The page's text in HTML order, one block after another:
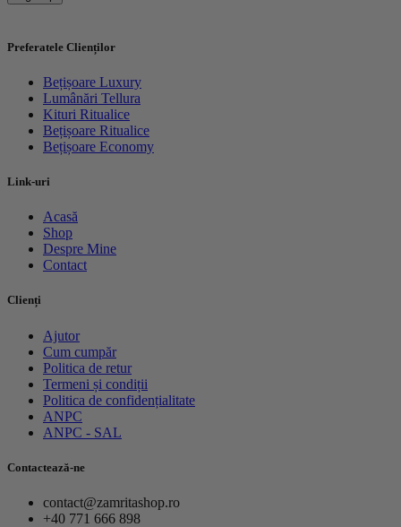
Preferatele Clienților
Bețișoare Luxury
Lumânări Tellura
Kituri Ritualice
Bețișoare Ritualice
Bețișoare Economy
Link-uri
Acasă
Shop
Despre Mine
Contact
Clienți
Ajutor
Cum cumpăr
Politica de retur
Termeni și condiții
Politica de confidențialitate
ANPC
ANPC - SAL
Contactează-ne
contact@zamritashop.ro
+40 771 666 898